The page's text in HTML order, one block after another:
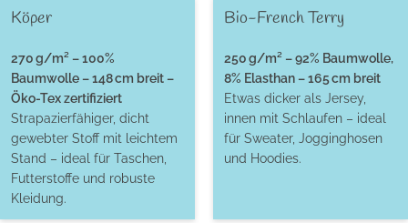
Köper
270 g/m² – 100%
Baumwolle – 148 cm breit –
Öko-Tex zertifiziert
Strapazierfähiger, dicht
gewebter Stoff mit leichtem
Stand – ideal für Taschen,
Futterstoffe und robuste
Kleidung.
Bio-French Terry
250 g/m² – 92% Baumwolle,
8% Elasthan – 165 cm breit
Etwas dicker als Jersey,
innen mit Schlaufen – ideal
für Sweater, Jogginghosen
und Hoodies.